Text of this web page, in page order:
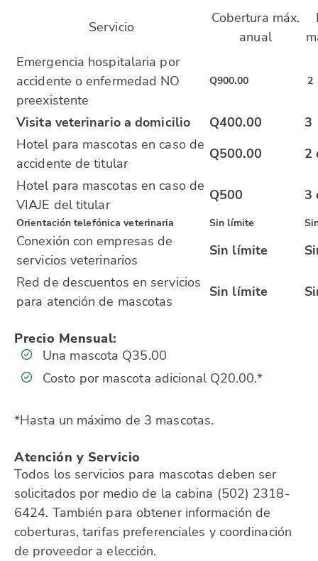
Servicio
Cobertura máx.
anual
Emergencia hospitalaria por
accidente o enfermedad NO
preexistente
Q900.00 2
Visita veterinario a domicilio Q400.00
3
Hotel para mascotas en caso de
accidente de titular
Q500.00
2
Hotel para mascotas en caso de
VIAJE del titular
Q500 3
Orientación telefónica veterinaria Sin límite
Conexión con empresas de
servicios veterinarios
Sin límite
Red de descuentos en servicios
para atención de mascotas
Sin límite
Precio Mensual:
Una mascota Q35.00
Costo por mascota adicional Q20.00.*
*Hasta un máximo de 3 mascotas.
Atención y Servicio
Todos los servicios para mascotas deben ser
solicitados por medio de la cabina (502) 2318-
6424. También para obtener información de
coberturas, tarifas preferenciales y coordinación
de proveedor a elección.